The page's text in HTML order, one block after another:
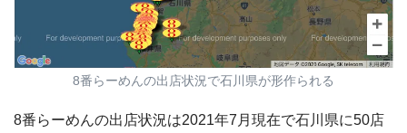
8番らーめんの出店状況で石川県が形作られる
8番らーめんの出店状況は2021年7月現在で石川県に50店